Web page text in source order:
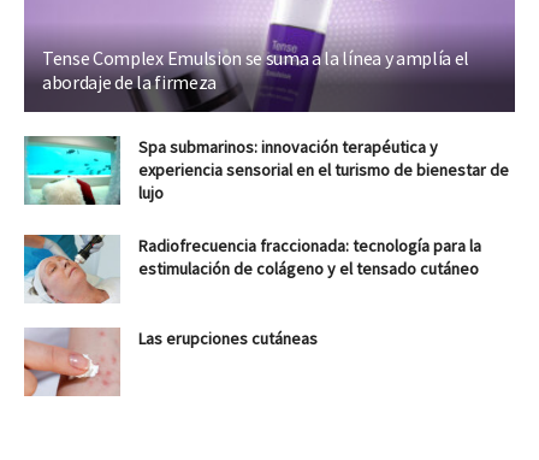
Tense Complex Emulsion se suma a la línea y amplía el
abordaje de la firmeza
Spa submarinos: innovación terapéutica y
experiencia sensorial en el turismo de bienestar de
lujo
Radiofrecuencia fraccionada: tecnología para la
estimulación de colágeno y el tensado cutáneo
Las erupciones cutáneas